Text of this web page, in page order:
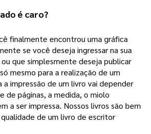
é caro?
finalmente encontrou uma gráfica
se você deseja ingressar na sua
que simplesmente deseja publicar
mesmo para a realização de um
a impressão de um livro vai depender
de páginas, a medida, o miolo
a ser impressa. Nossos livros são bem
de um livro de escritor